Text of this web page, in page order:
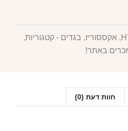
, אקססוריז, בגדים - קטגוריות,
באתר!
חוות דעת (0)